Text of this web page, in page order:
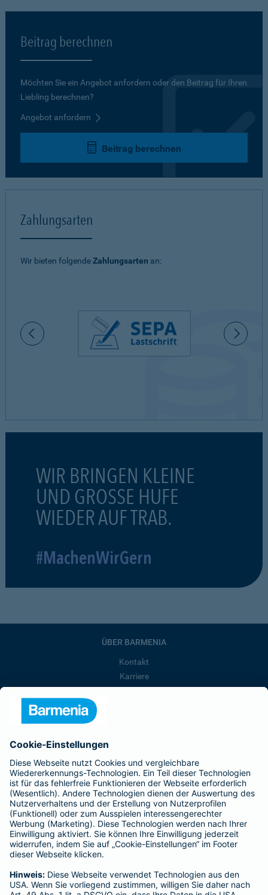
Beitrag berechnen
Möchten Sie ein Angebot anfordern oder den Beitrag für Ihren
Liebling berechnen?
Angebot anfordern
Beitrag berechnen
Zahlungsarten
Wir bieten folgendeZahlungsarten an:
WIR BRINGEN KLEINE
UND GROSSE HUFE
WIEDER AUF TRAB.
#MachenWirGern
ÜBER BARMENIA
Kontakt
Karriere
Barmenia ist Teil der BarmeniaGothaer
BELIEBTE SEITEN
Kranken-Zusatzversicherung
Tierversicherungen
Haftpflichtversicherung
Hausratversicherung
Adresse ändern